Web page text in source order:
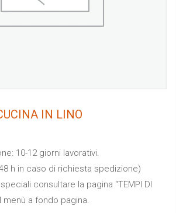
IN LINO
10-12 giorni lavorativi.
h in caso di richiesta spedizione)
consultare la pagina “TEMPI DI
menù a fondo pagina.